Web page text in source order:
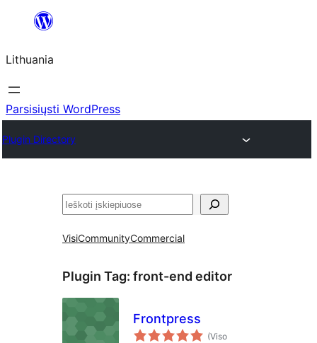
turinio
Lithuania
Parsisiųsti WordPress
Plugin Directory
Paieška
VisiCommunityCommercial
Plugin Tag: front-end editor
Frontpress
(Viso